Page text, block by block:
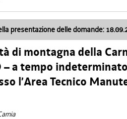
presentazione delle domande:
di montagna della
– a tempo
l’Area Tecnico